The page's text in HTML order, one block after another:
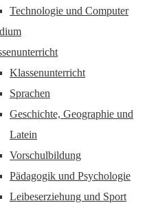
Technologie und Computer
Klassenunterricht
Sprachen
Geschichte, Geographie und
Latein
Vorschulbildung
Pädagogik und Psychologie
Leibeserziehung und Sport